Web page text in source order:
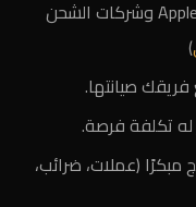
: مدى وApple Pay وشركات الشحن
)
صيانتها.
له تكلفة فرصة.
(عملات، ضرائب،